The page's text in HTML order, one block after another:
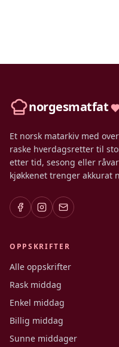
norgesmatfat
Et norsk matarkiv med
raske hverdagsretter til
etter tid, sesong eller
kjøkkenet trenger akkurat
OPPSKRIFTER
Alle oppskrifter
Rask middag
Enkel middag
Billig middag
Sunne middager